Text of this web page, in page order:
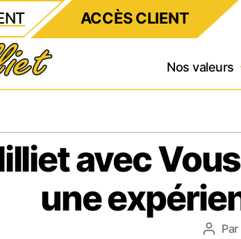
ACCÈS CLIENT
Nos valeurs
avec
une
Par